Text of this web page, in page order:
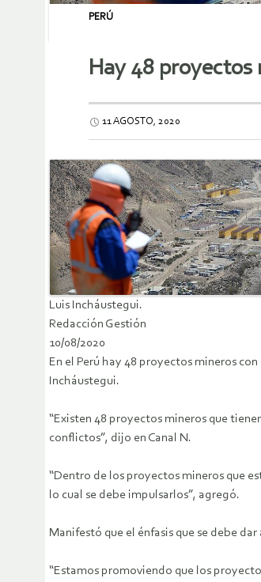
PERÚ
Hay 48 proyectos
11 AGOSTO, 2020
Luis Incháustegui.
Redacción Gestión
10/08/2020
En el Perú hay 48 proyectos mineros
Incháustegui.
“Existen 48 proyectos mineros que
conflictos”, dijo en Canal N.
“Dentro de los proyectos mineros que
lo cual se debe impulsarlos”, agregó.
Manifestó que el énfasis que se debe
“Estamos promoviendo que los